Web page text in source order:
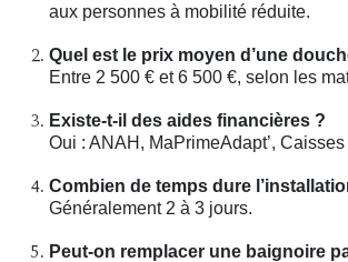
aux personnes à mobilité réduite.
Quel est le prix moyen d’une
Entre 2 500 € et 6 500 €, selon les
Existe-t-il des aides financières ?
Oui : ANAH, MaPrimeAdapt’,
Combien de temps dure
Généralement 2 à 3 jours.
Peut-on remplacer une baignoire